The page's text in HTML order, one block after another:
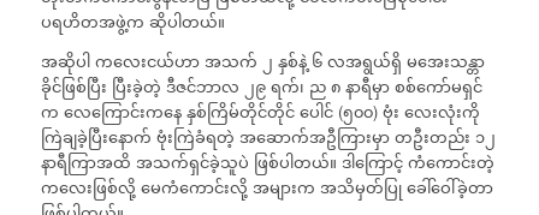
ပရဟိတအဖွဲ့က ဆိုပါတယ်။
အဆိုပါ ကလေးငယ်ဟာ အသက် ၂ နှစ်နဲ့ ၆ လအရွယ်ရှိ မအေးသန္တာ
ခိုင်ဖြစ်ပြီး ပြီးခဲ့တဲ့ ဒီဇင်ဘာလ ၂၉ ရက်၊ ည ၈ နာရီမှာ စစ်ကော်မရှင်
က လေကြောင်းက‌နေ နှစ်ကြိမ်တိုင်တိုင် ပေါင် (၅၀၀) ဗုံး လေးလုံးကို
ကြဲချခဲ့ပြီး‌နောက် ဗုံးကြဲခံရတဲ့ အဆောက်အဦကြားမှာ တဦးတည်း ၁၂
နာရီကြာအထိ အသက်ရှင်ခဲ့သူပဲ ဖြစ်ပါတယ်။ ဒါကြောင့် ကံကောင်းတဲ့
ကလေးဖြစ်လို့ မေကံကောင်းလို့ အများက အသိမှတ်ပြု ခေါ်ဝေါ်ခဲ့တာ